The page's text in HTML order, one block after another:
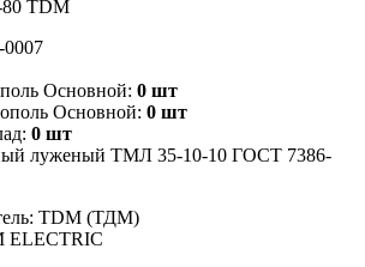
0007
Основной: 0 шт
Основной: 0 шт
0 шт
луженый ТМЛ 35-10-10 ГОСТ 7386-
TDM (ТДМ)
ELECTRIC